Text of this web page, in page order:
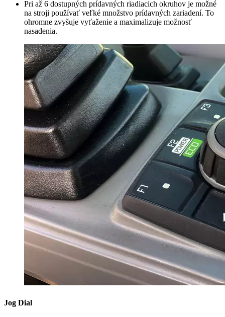
Pri až 6 dostupných prídavných riadiacich okruhov je možné
na stroji používať veľké množstvo prídavných zariadení. To
ohromne zvyšuje vyťaženie a maximalizuje možnosť
nasadenia.
Jog Dial